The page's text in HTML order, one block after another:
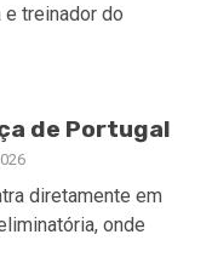
e treinador do
de Portugal
diretamente em
onde